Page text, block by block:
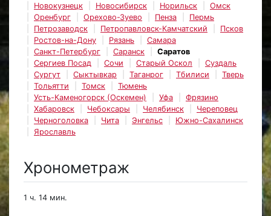
Новокузнецк
Новосибирск Норильск
Омск
Оренбург
Орехово-Зуево Пенза
Пермь
Петрозаводск
Петропавловск-Камчатский
Псков
Ростов-на-Дону
Рязань
Самара
Санкт-Петербург
Саранск
Саратов
Сергиев Посад
Сочи Старый Оскол
Суздаль
Сургут
Сыктывкар Таганрог Тбилиси
Тверь
Тольятти
Томск
Тюмень
Усть-Каменогорск (Оскемен)
Уфа
Фрязино
Хабаровск
Чебоксары Челябинск
Череповец
Черноголовка
Чита Энгельс
Южно-Сахалинск
Ярославль
Хронометраж
1 ч. 14 мин.